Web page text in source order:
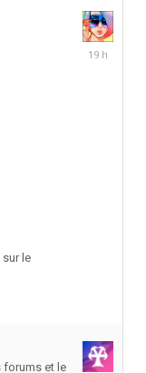
le
forums et le